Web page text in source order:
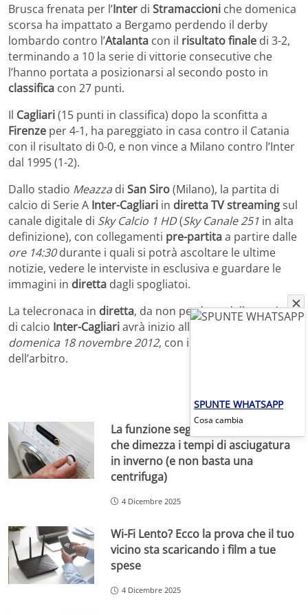
Brusca frenata per l’Inter di Stramaccioni che domenica
scorsa ha impattato a Bergamo perdendo il derby
lombardo contro l’Atalanta con il risultato finale di 3-2,
terminando a 10 la serie di vittorie consecutive che
l’hanno portata a posizionarsi al secondo posto in
classifica con 27 punti.
Il Cagliari(15 punti in classifica) dopo la sconfitta a
Firenze per 4-1, ha pareggiato in casa contro il Catania
con il risultato di 0-0, e non vince a Milano contro l’Inter
dal 1995 (1-2).
Dallo stadio Meazza di San Siro(Milano), la partita di
calcio di Serie A Inter-Cagliari in diretta TV streamingsul
canale digitale di Sky Calcio 1 HD(Sky Canale 251 in alta
definizione), con collegamenti pre-partitaa partire dalle
ore 14:30durante i quali si potrà ascoltare le ultime
notizie, vedere le interviste in esclusiva e guardare le
immagini in diretta dagli spogliatoi.
La telecronaca in diretta, da non perdere, della partita
di calcio Inter-Cagliariavrà inizio alle
domenica 18 novembre 2012, con il fischio d’inizio
dell’arbitro.
La funzione segreta della lavatrice
che dimezza i tempi di asciugatura
in inverno (e non basta una
centrifuga)
4 Dicembre 2025
Wi-Fi Lento? Ecco la prova che il tuo
vicino sta scaricando i film a tue
spese
4 Dicembre 2025
SPUNTE WHATSAPP
Cosa cambia